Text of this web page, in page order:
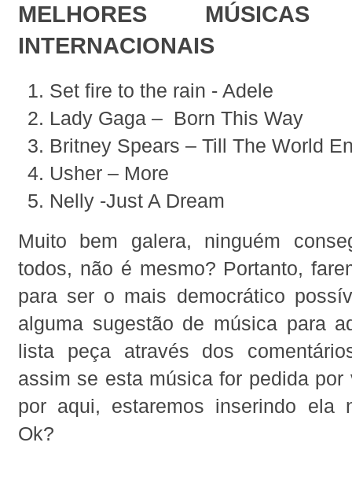
MELHORES
INTERNACIONAIS
Set fire to the rain - Adele
Lady Gaga – Born This Way
Britney Spears – Till The World
Usher – More
Nelly -Just A Dream
Muito bem galera, ninguém
todos, não é mesmo? Portanto,
para ser o mais democrático
alguma sugestão de música para
lista peça através dos
assim se esta música for pedida por
por aqui, estaremos inserindo ela
Ok?